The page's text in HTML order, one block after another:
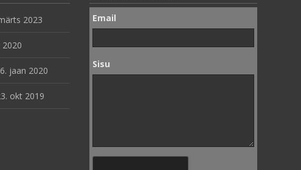
2023
2020
jaan 2020
okt 2019
Email
Sisu